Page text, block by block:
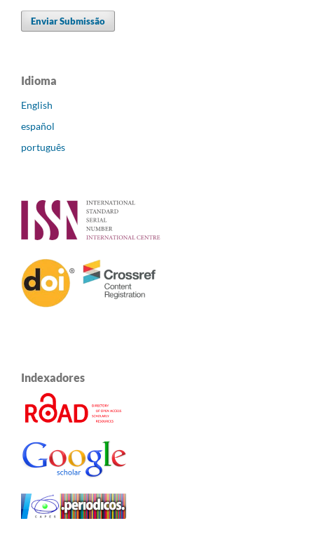
Enviar Submissão
Idioma
English
español
português
Indexadores